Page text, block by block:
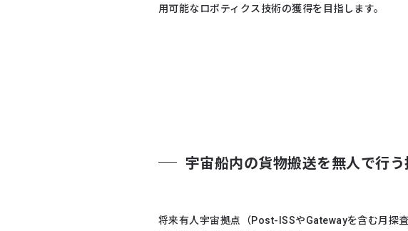
用可能なロボティクス技術の獲得を目指します。
宇宙船内の貨物搬送を無人で行う
将来有人宇宙拠点（Post-ISSやGatewayを含む月探